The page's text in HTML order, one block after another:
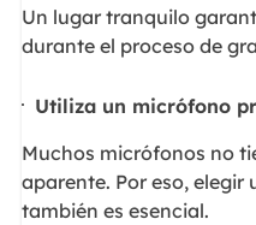
Un lugar tranquilo
durante el proceso de
Utiliza un micrófono
Muchos micrófonos no
aparente. Por eso,
también es esencial.